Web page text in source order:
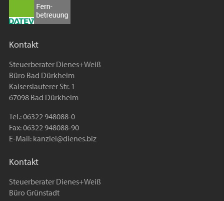
Kontakt
Steuerberater Dienes+Weiß
Büro Bad Dürkheim
Kaiserslauterer Str. 1
67098 Bad Dürkheim
Tel.: 06322 948088-0
Fax: 06322 948088-90
E-Mail: kanzlei@dienes.biz
Kontakt
Steuerberater Dienes+Weiß
Büro Grünstadt